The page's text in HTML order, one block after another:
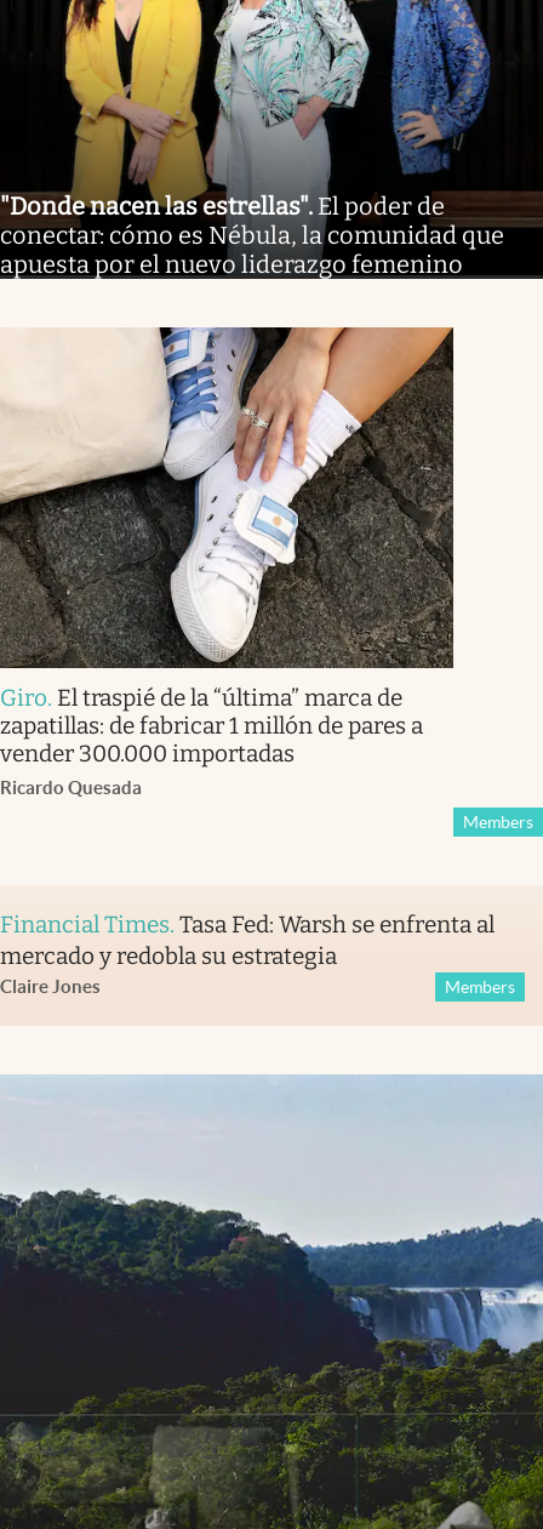
"Donde nacen las estrellas". El poder de
conectar: cómo es Nébula, la comunidad que
apuesta por el nuevo liderazgo femenino
Giro. El traspié de la “última” marca de
zapatillas: de fabricar 1 millón de pares a
vender 300.000 importadas
Ricardo Quesada
Members
Financial Times. Tasa Fed: Warsh se enfrenta al
mercado y redobla su estrategia
Claire Jones Members